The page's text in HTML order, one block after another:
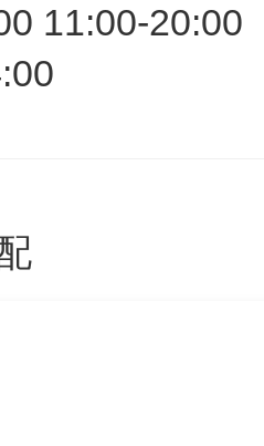
11:00-20:00